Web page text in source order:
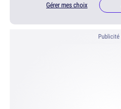
Gérer mes choix
Publicité